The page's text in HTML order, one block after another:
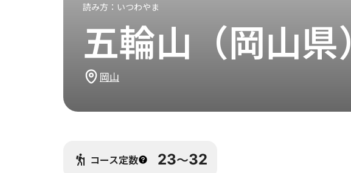
読み方： いつわやま
五輪山（岡山県）
岡山
コース定数 23〜32